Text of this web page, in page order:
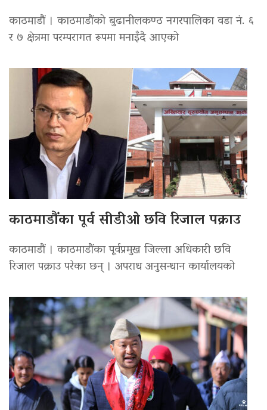
काठमाडौं । काठमाडौंको बुढानीलकण्ठ नगरपालिका वडा नं. ६
र ७ क्षेत्रमा परम्परागत रूपमा मनाइँदै आएको
काठमाडौंका पूर्व सीडीओ छवि रिजाल पक्राउ
काठमाडौं । काठमाडौंका पूर्वप्रमुख जिल्ला अधिकारी छवि
रिजाल पक्राउ परेका छन् । अपराध अनुसन्धान कार्यालयको